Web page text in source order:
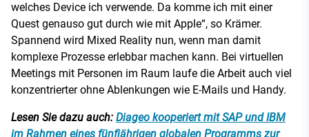
welches Device ich verwende. Da komme ich mit einer
Quest genauso gut durch wie mit Apple“, so Krämer.
Spannend wird Mixed Reality nun, wenn man damit
komplexe Prozesse erlebbar machen kann. Bei virtuellen
Meetings mit Personen im Raum laufe die Arbeit auch viel
konzentrierter ohne Ablenkungen wie E-Mails und Handy.
Lesen Sie dazu auch: Diageo kooperiert mit SAP und IBM
im Rahmen eines fünfjährigen globalen Programms zur